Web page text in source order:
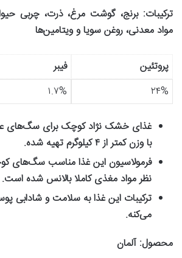
ترکیبات:برنج، گوشت مرغ، ذرت، چربی
مواد معدنی، روغن سویا و ویتامین‌ها
پروتئین فیبر
۲۴%
۱.۷%
غذای خشک نژاد کوچک برای سگ‌های
با وزن کمتر از۴کیلوگرم تهیه شده.
فرمولاسیون این غذا مناسب سگ‌های
نظر مواد مغذی کاملا بالانس شده است.
ترکیبات این غذا به سلامت و
می‌کنه.
محصول:آلمان